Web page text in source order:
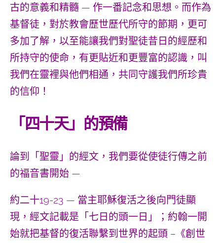
古的意義和精髓 — 作一番記念和思想。而作為
基督徒，對於教會歷世歷代所守的節期，更可
多加了解，以至能讓我們對聖徒昔日的經歷和
所持守的使命，有更貼近和更豐富的認識，叫
我們在靈裡與他們相通，共同守護我們所珍貴
的信仰！
「四十天」的預備
論到「聖靈」的經文，我們要從使徒行傳之前
的福音書開始 —
約二十19-23 — 當主耶穌復活之後向門徒顯
現，經文記載是「七日的頭一日」；約翰一開
始就把基督的復活聯繫到世界的起頭 –《創世